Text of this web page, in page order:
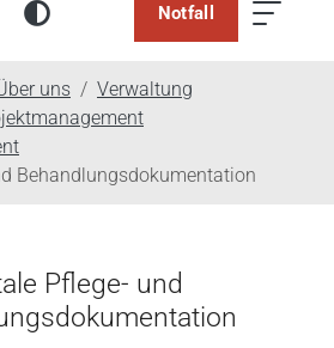
Notfall
uns
Verwaltung
Behandlungsdokumentation
Pflege- und